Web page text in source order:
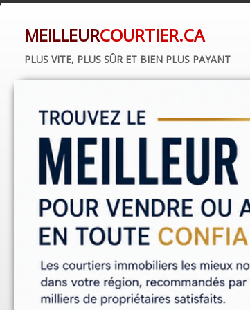
MEILLEURCOURTIER.CA
PLUS VITE, PLUS SÛR ET BIEN PLUS PAYANT